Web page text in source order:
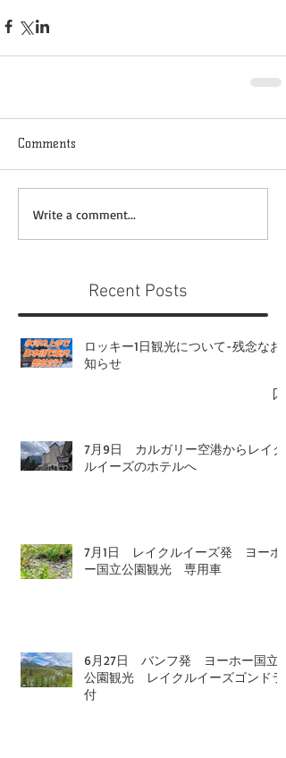
Comments
Write a comment...
Recent Posts
ロッキー1日観光について-残念なお
知らせ
7月9日 カルガリー空港からレイク
ルイーズのホテルへ
7月1日 レイクルイーズ発 ヨーホ
ー国立公園観光 専用車
6月27日 バンフ発 ヨーホー国立
公園観光 レイクルイーズゴンドラ
付